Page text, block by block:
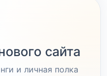
сайта
и личная полка